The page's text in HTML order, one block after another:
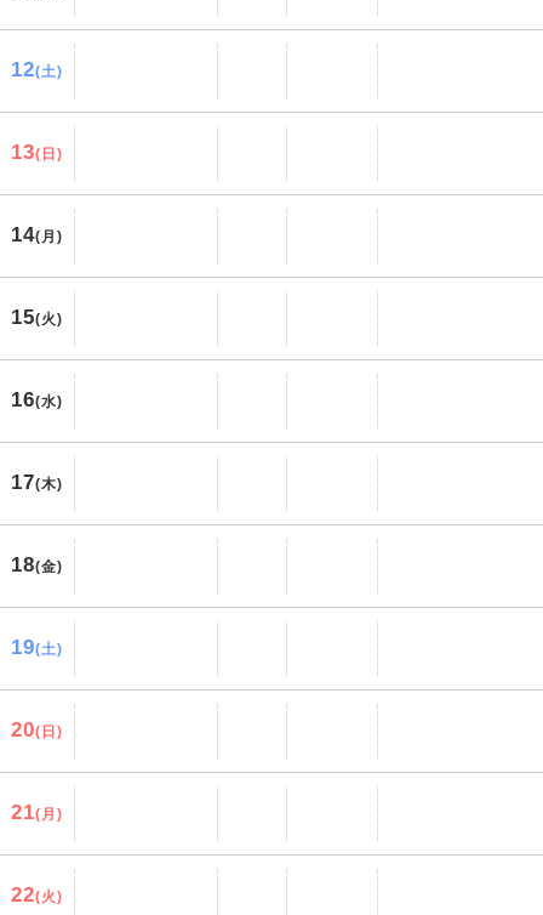
12(土)
13(日)
14(月)
15(火)
16(水)
17(木)
18(金)
19(土)
20(日)
21(月)
22(火)